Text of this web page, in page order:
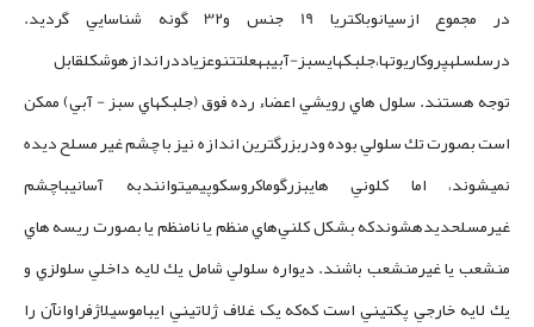
در مجموع ازسیانوباکتریا 19 جنس و32 گونه شناسايي گرديد.
درسلسلهپروکاريوتها،جلبکهايسبز-آبيبهعلتتنوعزياددراندازهوشکلقابل
توجه هستند. سلول‌ هاي‌ رويشي‌ اعضاء رده‌ فوق‌ (جلبكهاي‌ سبز - آبي) ممكن‌
است‌ بصورت‌ تك‌ سلولي‌ بوده ودربزرگترین اندازه نیز با چشم غیر مسلح دیده
نمی­شوند، اما کلوني هايبزرگوماکروسکوپيمي­توانندبه آسانيباچشم
غيرمسلحديدهشوندکه بشکل كلني‌هاي‌ منظم‌ يا نامنظم‌ يا بصورت‌ ريسه‌ هاي‌
منشعب‌ يا غيرمنشعب‌ باشند. ديواره‌ سلولي ‌شامل‌ يك‌ لايه‌ داخلي‌ سلولزي‌ و
يك‌ لايه‌ خارجي‌ پكتيني‌ است‌ كه‌که یک غلاف‌ ژلاتيني‌ ايباموسيلاژفراوانآن‌ را